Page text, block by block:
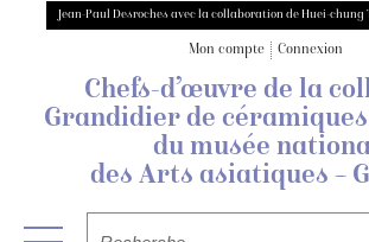
Jean-Paul Desroches avec la collaboration de Huei-chung
Mon compte Connexion
Chefs-d’œuvre de la
Grandidierde
du musée
des Arts asiatiques –